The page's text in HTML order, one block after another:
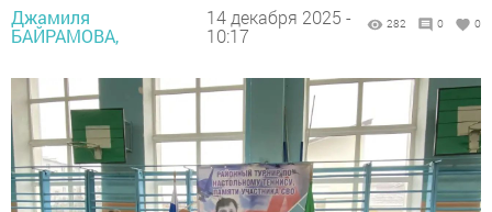
Джамиля
БАЙРАМОВА,
14 декабря 2025 -
10:17
282 0 0